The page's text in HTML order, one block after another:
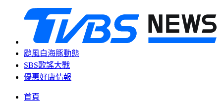
颱風白海豚動態
SBS歌謠大戰
優惠好康情報
首頁